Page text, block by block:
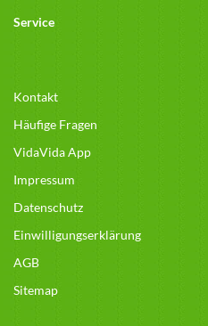
Service
Kontakt
Häufige Fragen
VidaVida App
Impressum
Datenschutz
Einwilligungserklärung
AGB
Sitemap